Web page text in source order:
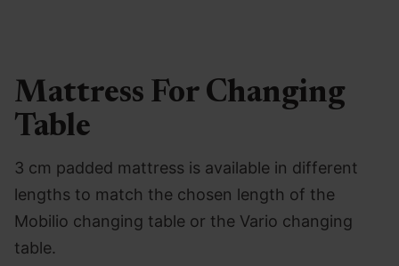
Mattress For Changing
Table
3 cm padded mattress is available in different
lengths to match the chosen length of the
Mobilio changing table or the Vario changing
table.